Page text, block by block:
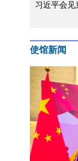
习近平会见
使馆新闻